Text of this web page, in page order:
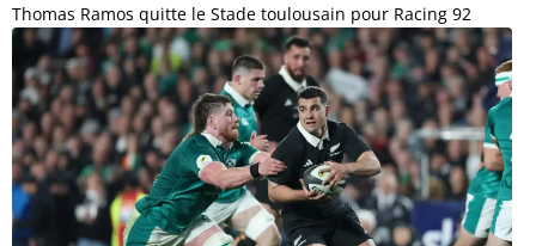
Thomas Ramos quitte le Stade toulousain pour Racing 92